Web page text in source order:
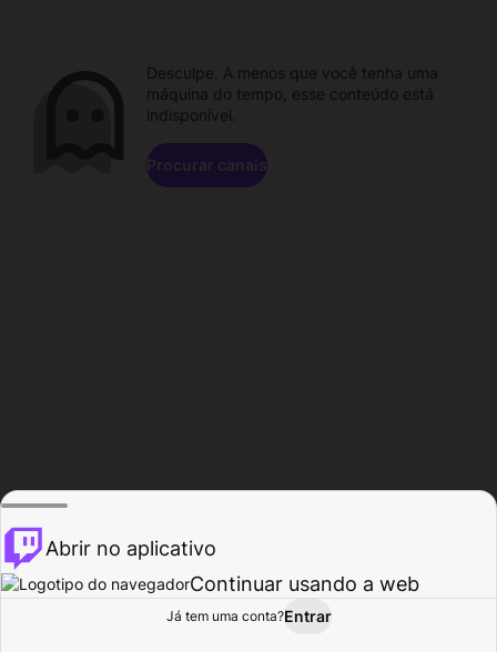
Procurar Atividade
Desculpe. A menos que você tenha uma
máquina do tempo, esse conteúdo está
indisponível.
Procurar canais
Abrir no aplicativo
Continuar usando a web
Já tem uma conta?Entrar